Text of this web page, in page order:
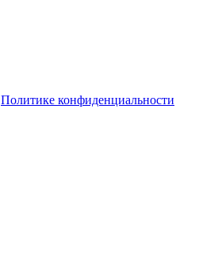
Политике конфиденциальности